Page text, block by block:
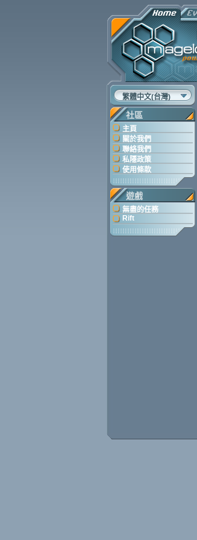
繁體中文(台灣)
社區
主頁
關於我們
聯絡我們
私隱政策
使用條款
遊戲
無盡的任務
Rift